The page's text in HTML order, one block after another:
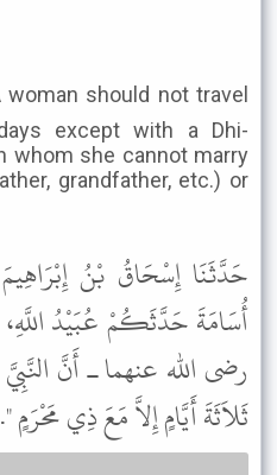
except with a Dhi-
whom she cannot marry
grandfather, etc.) or
حَدَّثَنَا إِسْحَاقُ بْنُ
أُسَامَةَ حَدَّثَكُمْ عُبَيْدُ
رضى الله عنهما ـ أَنَّ
ثَلاَثَةَ أَيَّامٍ إِلاَّ مَعَ ذِي مَحْرَمٍ ".